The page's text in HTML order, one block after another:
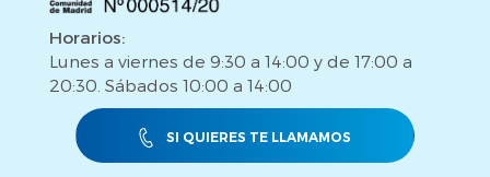
Horarios:
Lunes a viernes de 9:30 a 14:00 y de 17:00 a
20:30. Sábados 10:00 a 14:00
SI QUIERES TE LLAMAMOS